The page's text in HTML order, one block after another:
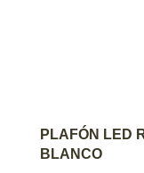
PLAFÓN LED
BLANCO